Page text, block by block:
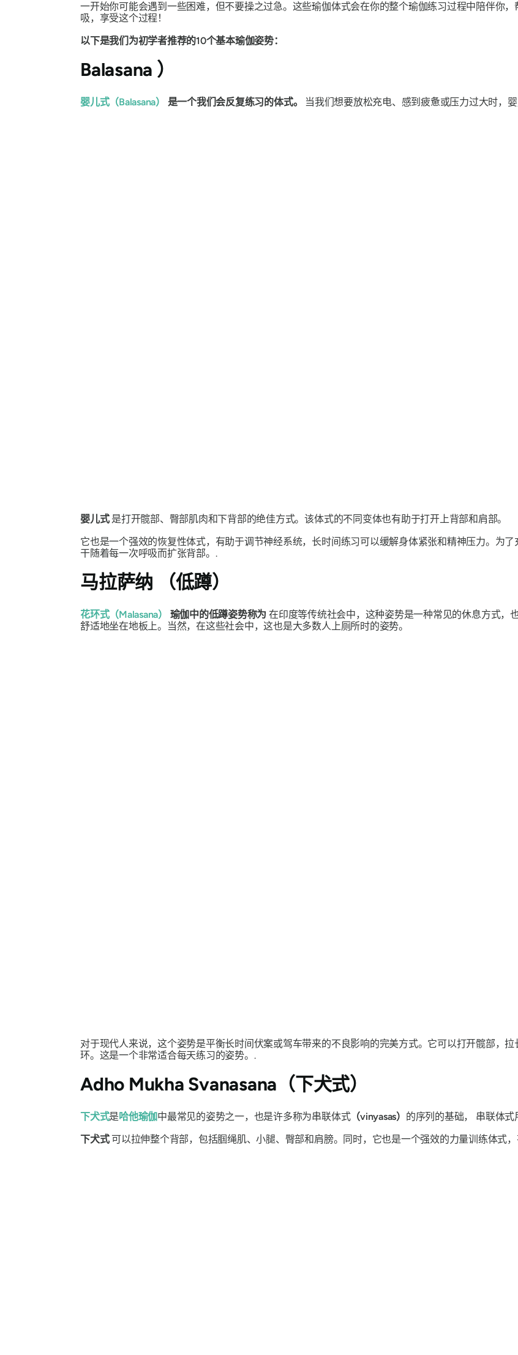
一开始你可能会遇到一些困难，但不要操之过急。这些瑜伽体式会在你的整个瑜伽练习过程中陪伴你
吸，享受这个过程！
以下是我们为初学者推荐的10个基本瑜伽姿势：
Balasana ）
婴儿式（Balasana） 是一个我们会反复练习的体式。 当我们想要放松充电、感到疲惫或压力过大时，
婴儿式 是打开髋部、臀部肌肉和下背部的绝佳方式。该体式的不同变体也有助于打开上背部和肩部。
它也是一个强效的恢复性体式，有助于调节神经系统，长时间练习可以缓解身体紧张和精神压力。为
干随着每一次呼吸而扩张背部。.
马拉萨纳 （低蹲）
花环式（Malasana） 瑜伽中的低蹲姿势称为 在印度等传统社会中，这种姿势是一种常见的休息方式，
舒适地坐在地板上。当然，在这些社会中，这也是大多数人上厕所时的姿势。
对于现代人来说，这个姿势是平衡长时间伏案或驾车带来的不良影响的完美方式。它可以打开髋部，
环。这是一个非常适合每天练习的姿势。.
Adho Mukha Svanasana（下犬式）
下犬式是哈他瑜伽中最常见的姿势之一，也是许多称为串联体式（vinyasas） 的序列的基础， 串联体式
下犬式可以拉伸整个背部，包括腘绳肌、小腿、臀部和肩膀。同时，它也是一个强效的力量训练体式